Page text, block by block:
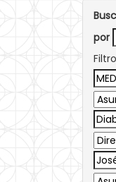
por